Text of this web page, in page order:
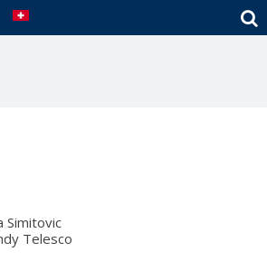
Simitovic
Telesco